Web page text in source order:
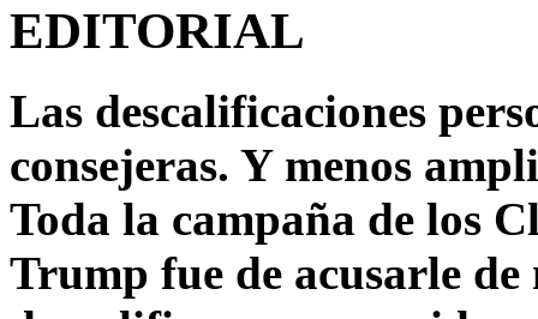
EDITORIAL
Las descalificaciones
consejeras. Y menos
Toda la campaña de los
Trump fue de acusarle